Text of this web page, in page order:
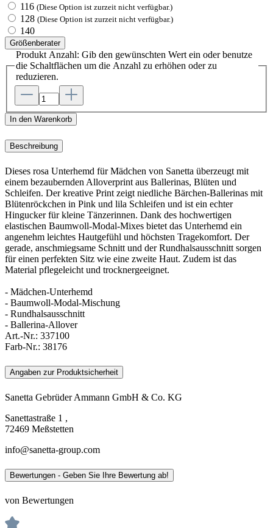
116 (Diese Option ist zurzeit nicht verfügbar.)
128 (Diese Option ist zurzeit nicht verfügbar.)
140
Größenberater
Produkt Anzahl: Gib den gewünschten Wert ein oder benutze
die Schaltflächen um die Anzahl zu erhöhen oder zu
reduzieren.
In den Warenkorb
Beschreibung
Dieses rosa Unterhemd für Mädchen von Sanetta überzeugt mit
einem bezaubernden Alloverprint aus Ballerinas, Blüten und
Schleifen. Der kreative Print zeigt niedliche Bärchen-Ballerinas mit
Blütenröckchen in Pink und lila Schleifen und ist ein echter
Hingucker für kleine Tänzerinnen. Dank des hochwertigen
elastischen Baumwoll-Modal-Mixes bietet das Unterhemd ein
angenehm leichtes Hautgefühl und höchsten Tragekomfort. Der
gerade, anschmiegsame Schnitt und der Rundhalsausschnitt sorgen
für einen perfekten Sitz wie eine zweite Haut. Zudem ist das
Material pflegeleicht und trocknergeeignet.
- Mädchen-Unterhemd
- Baumwoll-Modal-Mischung
- Rundhalsausschnitt
- Ballerina-Allover
Art.-Nr.: 337100
Farb-Nr.: 38176
Angaben zur Produktsicherheit
Sanetta Gebrüder Ammann GmbH & Co. KG
Sanettastraße 1 ,
72469 Meßstetten
info@sanetta-group.com
Bewertungen - Geben Sie Ihre Bewertung ab!
von Bewertungen